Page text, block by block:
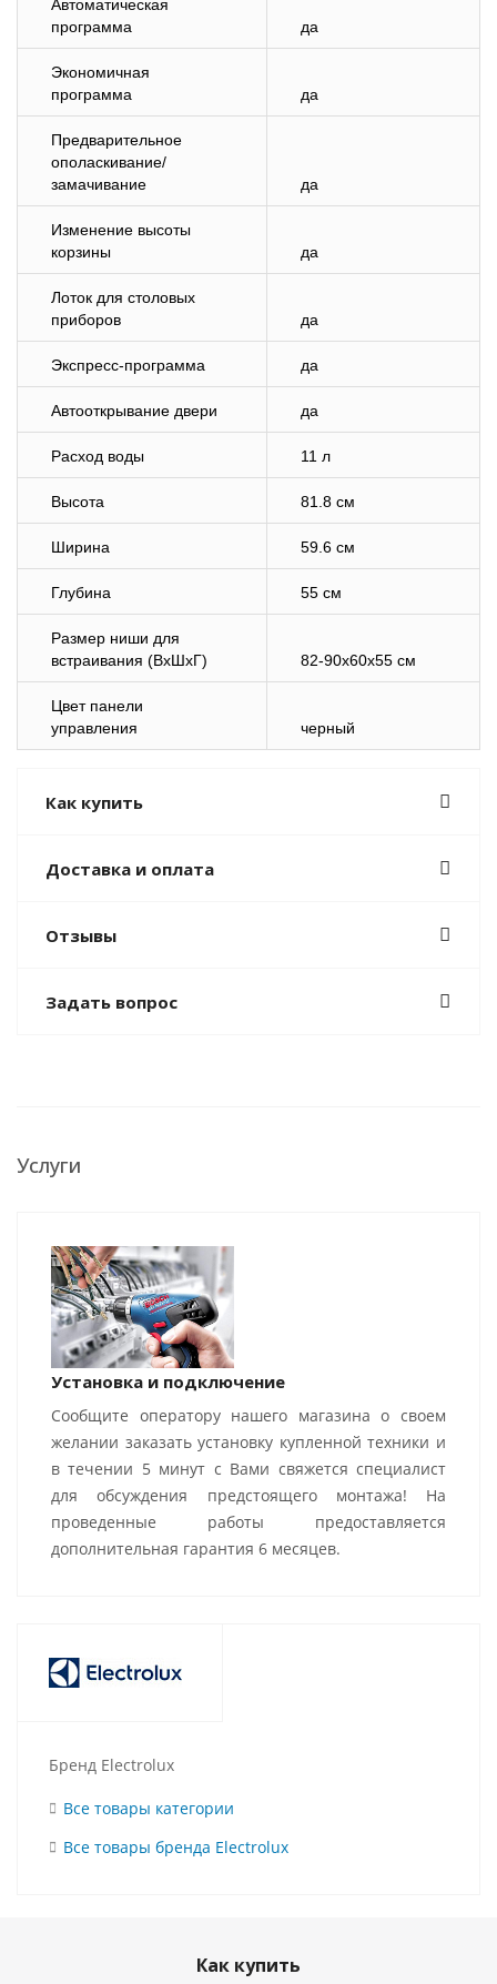
Автоматическая
программа
да
Экономичная
программа
да
Предварительное
ополаскивание/
замачивание
да
Изменение высоты
корзины
да
Лоток для столовых
приборов
да
Экспресс-программа да
Автооткрывание двери да
Расход воды 11 л
Высота 81.8 см
Ширина 59.6 см
Глубина 55 см
Размер ниши для
встраивания (ВхШхГ)
82-90x60x55 см
Цвет панели
управления
черный
Как купить
Доставка и оплата
Отзывы
Задать вопрос
Услуги
Установка и подключение
Сообщите оператору нашего магазина о своем
желании заказать установку купленной техники и
в течении 5 минут с Вами свяжется специалист
для обсуждения предстоящего монтажа! На
проведенные работы предоставляется
дополнительная гарантия 6 месяцев.
Бренд Electrolux
Все товары категории
Все товары бренда Electrolux
Как купить